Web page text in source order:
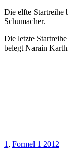
Die elfte Startreihe
Schumacher.
Die letzte
belegt Narain
1 , Formel 1 2012